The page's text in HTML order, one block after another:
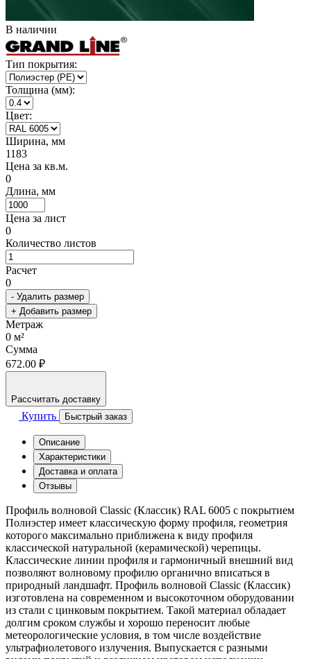
В наличии
Тип покрытия:
Толщина (мм):
Цвет:
Ширина, мм
1183
Цена за кв.м.
0
Длина, мм
Цена за лист
0
Количество листов
Расчет
0
- Удалить размер
+ Добавить размер
Метраж
0 м²
Сумма
672.00 ₽
Рассчитать доставку
Купить Быстрый заказ
Описание
Характеристики
Доставка и оплата
Отзывы
Профиль волновой Classic (Классик) RAL 6005 с покрытием
Полиэстер имеет классическую форму профиля, геометрия
которого максимально приближена к виду профиля
классической натуральной (керамической) черепицы.
Классические линии профиля и гармоничный внешний вид
позволяют волновому профилю органично вписаться в
природный ландшафт. Профиль волновой Classic (Классик)
изготовлена на современном и высокоточном оборудовании
из стали с цинковым покрытием. Такой материал обладает
долгим сроком службы и хорошо переносит любые
метеорологические условия, в том числе воздействие
ультрафиолетового излучения. Выпускается с разными